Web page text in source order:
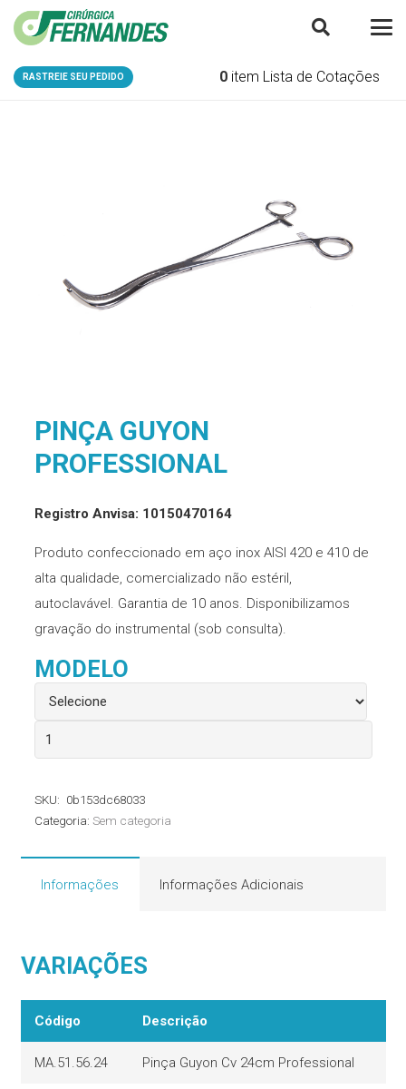
RASTREIE SEU PEDIDO 0 item Lista de Cotações
PINÇA GUYON
PROFESSIONAL
Registro Anvisa: 10150470164
Produto confeccionado em aço inox AISI 420 e 410 de
alta qualidade, comercializado não estéril,
autoclavável. Garantia de 10 anos. Disponibilizamos
gravação do instrumental (sob consulta).
MODELO
Pinça
Guyon
quantidade
SKU: 0b153dc68033
Categoria: Sem categoria
Informações Informações Adicionais
VARIAÇÕES
Código Descrição
MA.51.56.24 Pinça Guyon Cv 24cm Professional